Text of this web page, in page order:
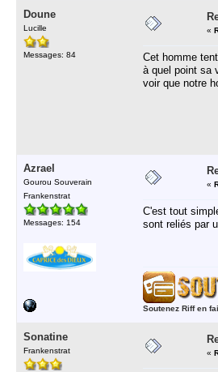
Doune
Lucille
Messages: 84
«
Cet homme
à quel point sa
voir que notre
Azrael
Gourou Souverain
Frankenstrat
Messages: 154
«
C'est tout
sont reliés par
Soutenez Riff en
Sonatine
Frankenstrat «